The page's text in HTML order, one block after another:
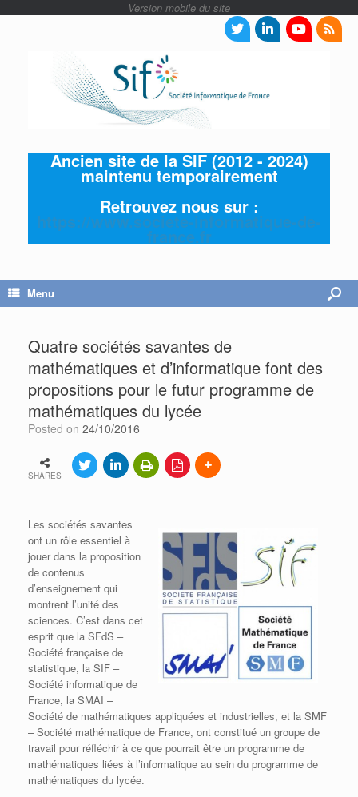
Ancien site de la SIF (2012 - 2024)
maintenu temporairement
Retrouvez nous sur :
https://www.societe-informatique-de-
france.fr
Menu
Quatre sociétés savantes de
mathématiques et d’informatique font des
propositions pour le futur programme de
mathématiques du lycée
Posted on 24/10/2016
SHARES
Les sociétés savantes
ont un rôle essentiel à
jouer dans la proposition
de contenus
d’enseignement qui
montrent l’unité des
sciences. C’est dans cet
esprit que la SFdS –
Société française de
statistique, la SIF –
Société informatique de
France, la SMAI –
Société de mathématiques appliquées et industrielles, et la SMF
– Société mathématique de France, ont constitué un groupe de
travail pour réfléchir à ce que pourrait être un programme de
mathématiques liées à l’informatique au sein du programme de
mathématiques du lycée.